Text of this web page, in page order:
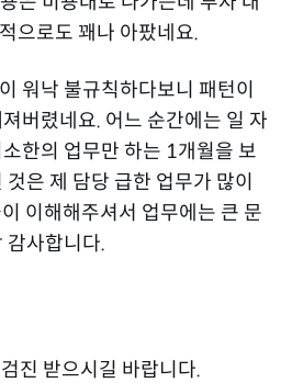
으로도 꽤나 아팠네요.
워낙 불규칙하다보니 패턴이
버렸네요. 어느 순간에는 일 자
한의 업무만 하는 1개월을 보
은 제 담당 급한 업무가 많이
이해해주셔서 업무에는 큰 문
감사합니다.
진 받으시길 바랍니다.